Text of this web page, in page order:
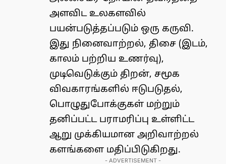
அளவிட உலகளவில்
பயன்படுத்தப்படும் ஒரு கருவி.
இது நினைவாற்றல், திசை (இடம்,
காலம் பற்றிய உணர்வு),
முடிவெடுக்கும் திறன், சமூக
விவகாரங்களில் ஈடுபடுதல்,
பொழுதுபோக்குகள் மற்றும்
தனிப்பட்ட பராமரிப்பு உள்ளிட்ட
ஆறு முக்கியமான அறிவாற்றல்
களங்களை மதிப்பிடுகிறது.
- ADVERTISEMENT -